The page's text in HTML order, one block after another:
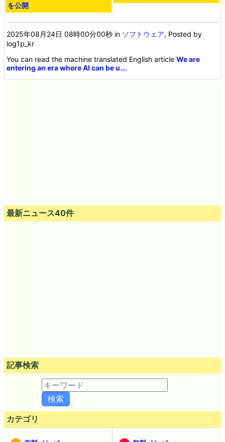
を公開
2025年08月24日 08時00分00秒 in ソフトウェア, Posted by
log1p_kr
You can read the machine translated English articleWe are
entering an era where AI can be u….
最新ニュース40件
記事検索
カテゴリ